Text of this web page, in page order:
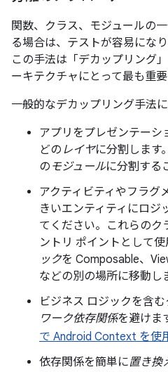
関数、クラス、モジュールの
る場合は、テストが容易にな
この手法は「デカップリング
ーキテクチャにとって最も重要
一般的なデカップリング手法
アプリをプレゼンテーシ
どの レイヤに分割します
の モジュールに分割する
アクティビティやフラグ
きいエンティティにロジ
てください。これらのク
ントリ ポイントとして使
ックを Composable、
などの別の場所に移動し
ビジネス ロジックを含
ワーク依存関係を避けま
で Android Context を使
依存関係を簡単に置き換